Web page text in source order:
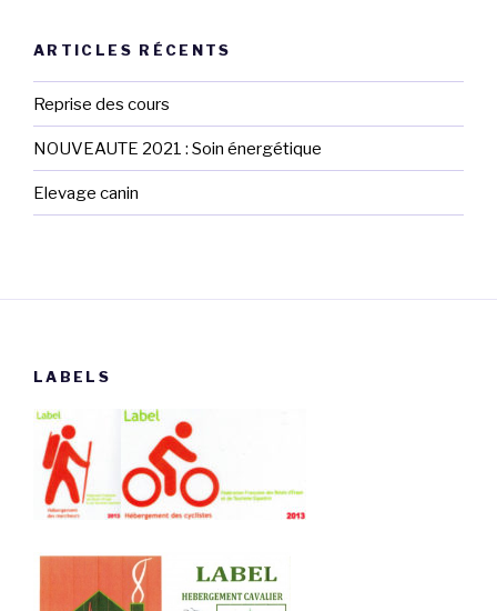
ARTICLES RÉCENTS
Reprise des cours
NOUVEAUTE 2021 : Soin énergétique
Elevage canin
LABELS